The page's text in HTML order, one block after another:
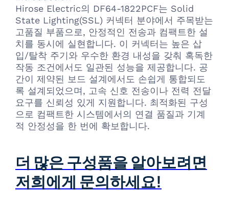
Hirose Electric의 DF64-1822PCF는 Solid
State Lighting(SSL) 커넥터 분야에서 주목받는
고품질 부품으로, 안정적인 전송과 컴팩트한 설
치를 동시에 실현합니다. 이 커넥터는 높은 삽
입/탈착 주기와 우수한 환경 내성을 갖춰 혹독한
작동 조건에서도 일관된 성능을 제공합니다. 공
간이 제약된 보드 설계에서도 손쉽게 통합되도
록 설계되었으며, 고속 신호 전송이나 전력 전달
요구를 신뢰성 있게 지원합니다. 최적화된 구성
으로 컴팩트한 시스템에서의 연결 품질과 기계
적 안정성을 한 번에 확보합니다.
더 많은 구성품을 알아보려면
저희에게 문의하세요!